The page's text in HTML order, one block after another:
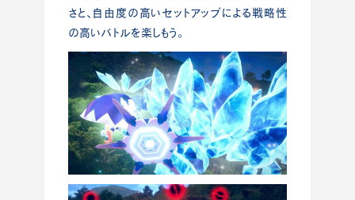
さと、自由度の高いセットアップによる戦略性
の高いバトルを楽しもう。